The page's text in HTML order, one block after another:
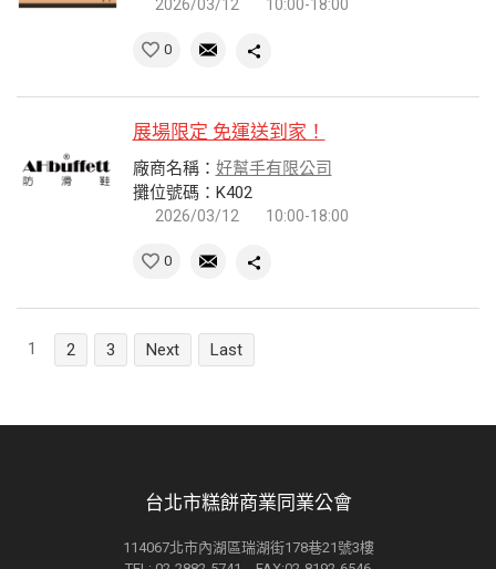
2026/03/12 10:00-18:00
0
展場限定 免運送到家！
廠商名稱： 好幫手有限公司
攤位號碼：K402
2026/03/12 10:00-18:00
0
1 2 3 Next Last
台北市糕餅商業同業公會
114067北市內湖區瑞湖街178巷21號3樓